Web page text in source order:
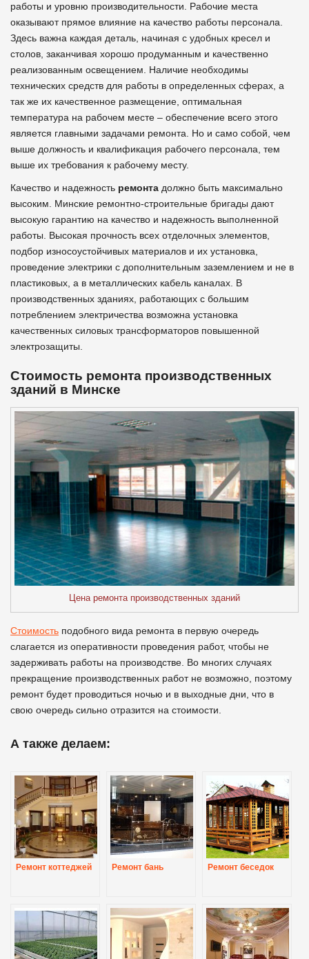
работы и уровню производительности. Рабочие места
оказывают прямое влияние на качество работы персонала.
Здесь важна каждая деталь, начиная с удобных кресел и
столов, заканчивая хорошо продуманным и качественно
реализованным освещением. Наличие необходимы
технических средств для работы в определенных сферах, а
так же их качественное размещение, оптимальная
температура на рабочем месте – обеспечение всего этого
является главными задачами ремонта. Но и само собой, чем
выше должность и квалификация рабочего персонала, тем
выше их требования к рабочему месту.
Качество и надежность ремонта должно быть максимально
высоким. Минские ремонтно-строительные бригады дают
высокую гарантию на качество и надежность выполненной
работы. Высокая прочность всех отделочных элементов,
подбор износоустойчивых материалов и их установка,
проведение электрики с дополнительным заземлением и не в
пластиковых, а в металлических кабель каналах. В
производственных зданиях, работающих с большим
потреблением электричества возможна установка
качественных силовых трансформаторов повышенной
электрозащиты.
Стоимость ремонта производственных
зданий в Минске
Цена ремонта производственных зданий
Стоимость подобного вида ремонта в первую очередь
слагается из оперативности проведения работ, чтобы не
задерживать работы на производстве. Во многих случаях
прекращение производственных работ не возможно, поэтому
ремонт будет проводиться ночью и в выходные дни, что в
свою очередь сильно отразится на стоимости.
А также делаем:
Ремонт коттеджей Ремонт бань Ремонт беседок